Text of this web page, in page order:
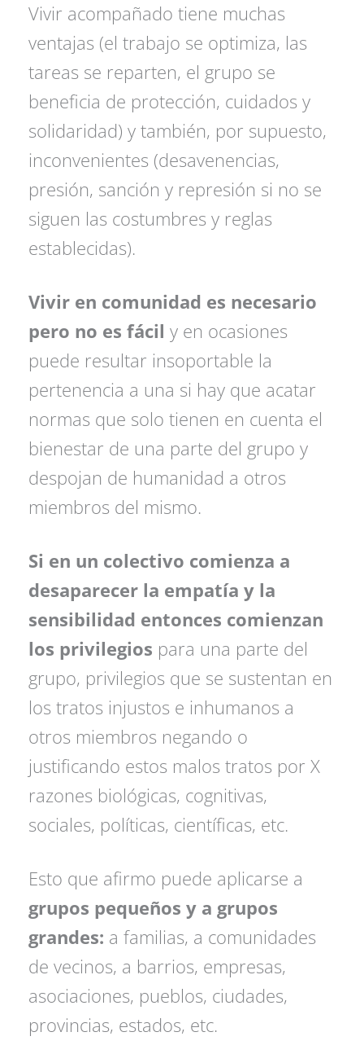
Vivir acompañado tiene muchas
ventajas (el trabajo se optimiza, las
tareas se reparten, el grupo se
beneficia de protección, cuidados y
solidaridad) y también, por supuesto,
inconvenientes (desavenencias,
presión, sanción y represión si no se
siguen las costumbres y reglas
establecidas).
Vivir en comunidad es necesario
pero no es fácil y en ocasiones
puede resultar insoportable la
pertenencia a una si hay que acatar
normas que solo tienen en cuenta el
bienestar de una parte del grupo y
despojan de humanidad a otros
miembros del mismo.
Si en un colectivo comienza a
desaparecer la empatía y la
sensibilidad entonces comienzan
los privilegios para una parte del
grupo, privilegios que se sustentan en
los tratos injustos e inhumanos a
otros miembros negando o
justificando estos malos tratos por X
razones biológicas, cognitivas,
sociales, políticas, científicas, etc.
Esto que afirmo puede aplicarse a
grupos pequeños y a grupos
grandes: a familias, a comunidades
de vecinos, a barrios, empresas,
asociaciones, pueblos, ciudades,
provincias, estados, etc.